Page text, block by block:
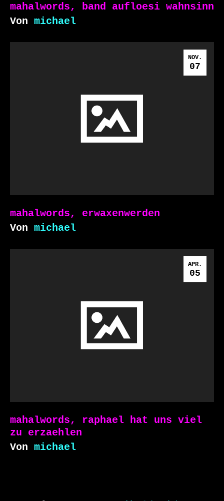
mahalwords, band aufloesi wahnsinn
Von michael
NOV.
07
mahalwords, erwaxenwerden
Von michael
APR.
05
mahalwords, raphael hat uns viel
zu erzaehlen
Von michael